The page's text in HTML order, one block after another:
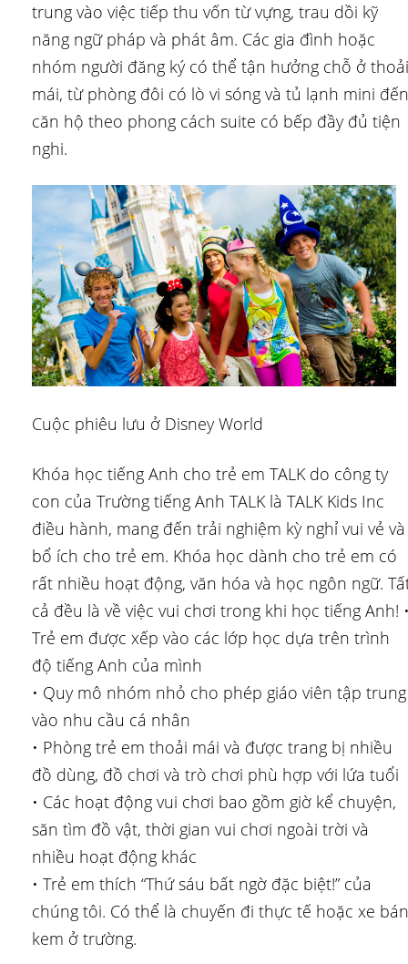
trung vào việc tiếp thu vốn từ vựng, trau dồi kỹ
năng ngữ pháp và phát âm. Các gia đình hoặc
nhóm người đăng ký có thể tận hưởng chỗ ở thoải
mái, từ phòng đôi có lò vi sóng và tủ lạnh mini đến
căn hộ theo phong cách suite có bếp đầy đủ tiện
nghi.
Cuộc phiêu lưu ở Disney World
Khóa học tiếng Anh cho trẻ em TALK do công ty
con của Trường tiếng Anh TALK là TALK Kids Inc
điều hành, mang đến trải nghiệm kỳ nghỉ vui vẻ và
bổ ích cho trẻ em. Khóa học dành cho trẻ em có
rất nhiều hoạt động, văn hóa và học ngôn ngữ.
cả đều là về việc vui chơi trong khi học tiếng Anh!
Trẻ em được xếp vào các lớp học dựa trên trình
độ tiếng Anh của mình
• Quy mô nhóm nhỏ cho phép giáo viên tập trung
vào nhu cầu cá nhân
• Phòng trẻ em thoải mái và được trang bị nhiều
đồ dùng, đồ chơi và trò chơi phù hợp với lứa tuổi
• Các hoạt động vui chơi bao gồm giờ kể chuyện,
săn tìm đồ vật, thời gian vui chơi ngoài trời và
nhiều hoạt động khác
• Trẻ em thích “Thứ sáu bất ngờ đặc biệt!” của
chúng tôi. Có thể là chuyến đi thực tế hoặc xe bán
kem ở trường.